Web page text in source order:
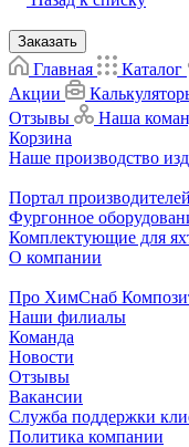
Заказать
Главная Каталог
Акции
Отзывы
Наша
Корзина
Наше производство
Портал
Фургонное
Комплектующие для
О компании
Про ХимСнаб
Наши филиалы
Команда
Новости
Отзывы
Вакансии
Служба поддержки
Политика компании